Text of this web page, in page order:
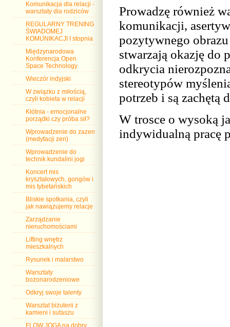
Komunikacja dla relacji -
warsztaty dla rodziców
REGULARNY TRENING
ŚWIADOMEJ
KOMUNIKACJI I stopnia
Międzynarodowa
Konferencja Open
Space Technology
Wieczór indyjski
W związku z miłością,
czyli kobieta w relacji
Kłótnia - emocjonalne
porządki czy próba sił?
Wprowadzenie do zazen
(medytacji zen)
Wprowadzenie do
technik kundalini jogi
Koncert mis
kryształowych, gongów i
mis tybetańskich
Bliskie spotkania, czyli
jak nawiązujemy relacje
Zarządzanie
nieruchomościami
Lifting wnętrz
mieszkalnych
Rysunek i malarstwo
Warsztaty
bożonarodzeniowe
Odkryj swoje talenty
Warsztat biżuterii z
kamieni i sutaszu
FLOW JOGA na dobry
Prowadzę również
komunikacji,
pozytywnego
stwarzają okazję do
odkrycia
stereotypów
potrzeb i są zachętą
W trosce o wysoką
indywidualną pracę